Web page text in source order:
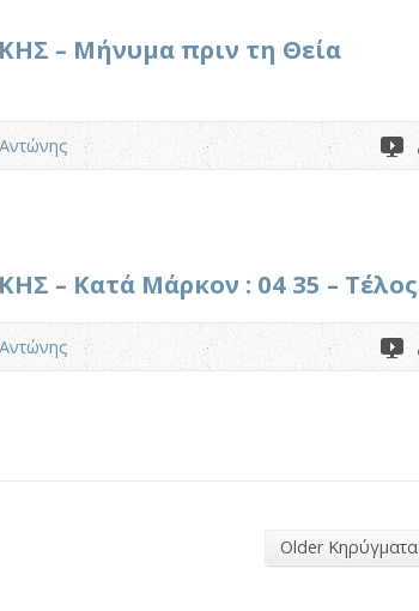
– Μήνυμα πριν τη Θεία
– Κατά Μάρκον : 04 35 – Τέλος
Older Κηρύγματα